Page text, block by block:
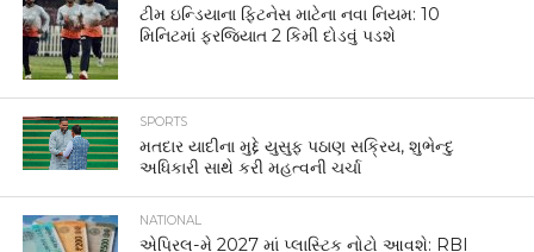
ટીમ ઇન્ડિયાના ફિટનેસ માટેના નવા નિયમ: 10
મિનિટમાં ફરજિયાત 2 કિમી દોડવું પડશે
SPORTS
મતદાર યાદીના મુદ્દે યુસુફ પઠાણ સક્રિય, શુભેન્દુ
અધિકારી સાથે કરી મહત્વની ચર્ચા
NATIONAL
એપ્રિલ-મે 2027 માં પ્લાસ્ટિક નોટો આવશે: RBI